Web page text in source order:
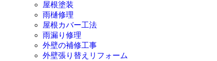
屋根塗装
雨樋修理
屋根カバー工法
雨漏り修理
外壁の補修工事
外壁張り替えリフォーム